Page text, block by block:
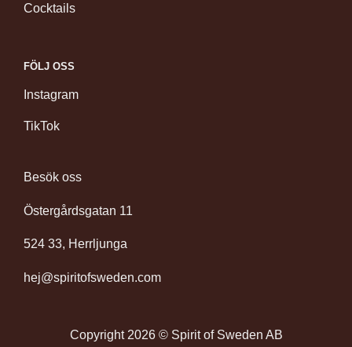
Cocktails
FÖLJ OSS
Instagram
TikTok
Besök oss
Östergårdsgatan 11
524 33, Herrljunga
hej@spiritofsweden.com
Copyright 2026 © Spirit of Sweden AB